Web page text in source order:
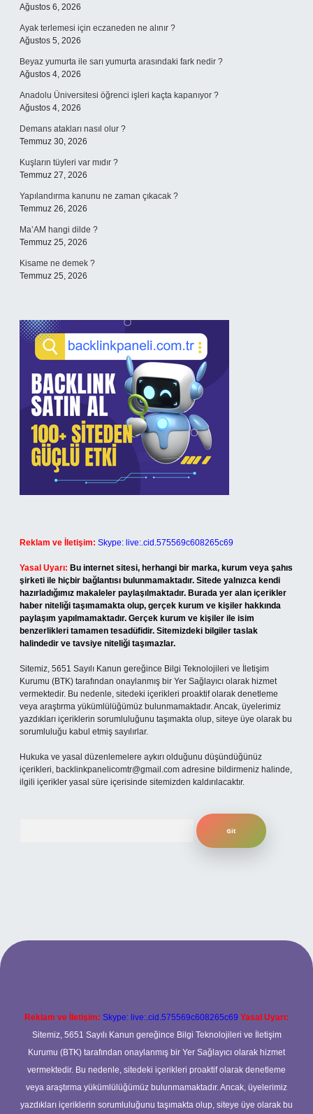
Ağustos 6, 2026
Ayak terlemesi için eczaneden ne alınır ?
Ağustos 5, 2026
Beyaz yumurta ile sarı yumurta arasındaki fark nedir ?
Ağustos 4, 2026
Anadolu Üniversitesi öğrenci işleri kaçta kapanıyor ?
Ağustos 4, 2026
Demans atakları nasıl olur ?
Temmuz 30, 2026
Kuşların tüyleri var mıdır ?
Temmuz 27, 2026
Yapılandırma kanunu ne zaman çıkacak ?
Temmuz 26, 2026
Ma’AM hangi dilde ?
Temmuz 25, 2026
Kisame ne demek ?
Temmuz 25, 2026
Reklam ve İletişim: Skype: live:.cid.575569c608265c69
Yasal Uyarı: Bu internet sitesi, herhangi bir marka, kurum veya şahıs
şirketi ile hiçbir bağlantısı bulunmamaktadır. Sitede yalnızca kendi
hazırladığımız makaleler paylaşılmaktadır. Burada yer alan içerikler
haber niteliği taşımamakta olup, gerçek kurum ve kişiler hakkında
paylaşım yapılmamaktadır. Gerçek kurum ve kişiler ile isim
benzerlikleri tamamen tesadüfidir. Sitemizdeki bilgiler taslak
halindedir ve tavsiye niteliği taşımazlar.
Sitemiz, 5651 Sayılı Kanun gereğince Bilgi Teknolojileri ve İletişim
Kurumu (BTK) tarafından onaylanmış bir Yer Sağlayıcı olarak hizmet
vermektedir. Bu nedenle, sitedeki içerikleri proaktif olarak denetleme
veya araştırma yükümlülüğümüz bulunmamaktadır. Ancak, üyelerimiz
yazdıkları içeriklerin sorumluluğunu taşımakta olup, siteye üye olarak bu
sorumluluğu kabul etmiş sayılırlar.
Hukuka ve yasal düzenlemelere aykırı olduğunu düşündüğünüz
içerikleri, backlinkpanelicomtr@gmail.com adresine bildirmeniz halinde,
ilgili içerikler yasal süre içerisinde sitemizden kaldırılacaktır.
betexper.xyz
Reklam ve İletişim: Skype: live:.cid.575569c608265c69 Yasal Uyarı:
Sitemiz, 5651 Sayılı Kanun gereğince Bilgi Teknolojileri ve İletişim
Kurumu (BTK) tarafından onaylanmış bir Yer Sağlayıcı olarak hizmet
vermektedir. Bu nedenle, sitedeki içerikleri proaktif olarak denetleme
veya araştırma yükümlülüğümüz bulunmamaktadır. Ancak, üyelerimiz
yazdıkları içeriklerin sorumluluğunu taşımakta olup, siteye üye olarak bu